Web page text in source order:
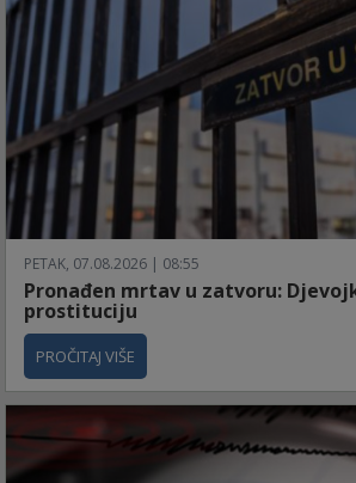
PETAK, 07.08.2026 | 08:55
Pronađen mrtav u zatvoru:
prostituciju
PROČITAJ VIŠE